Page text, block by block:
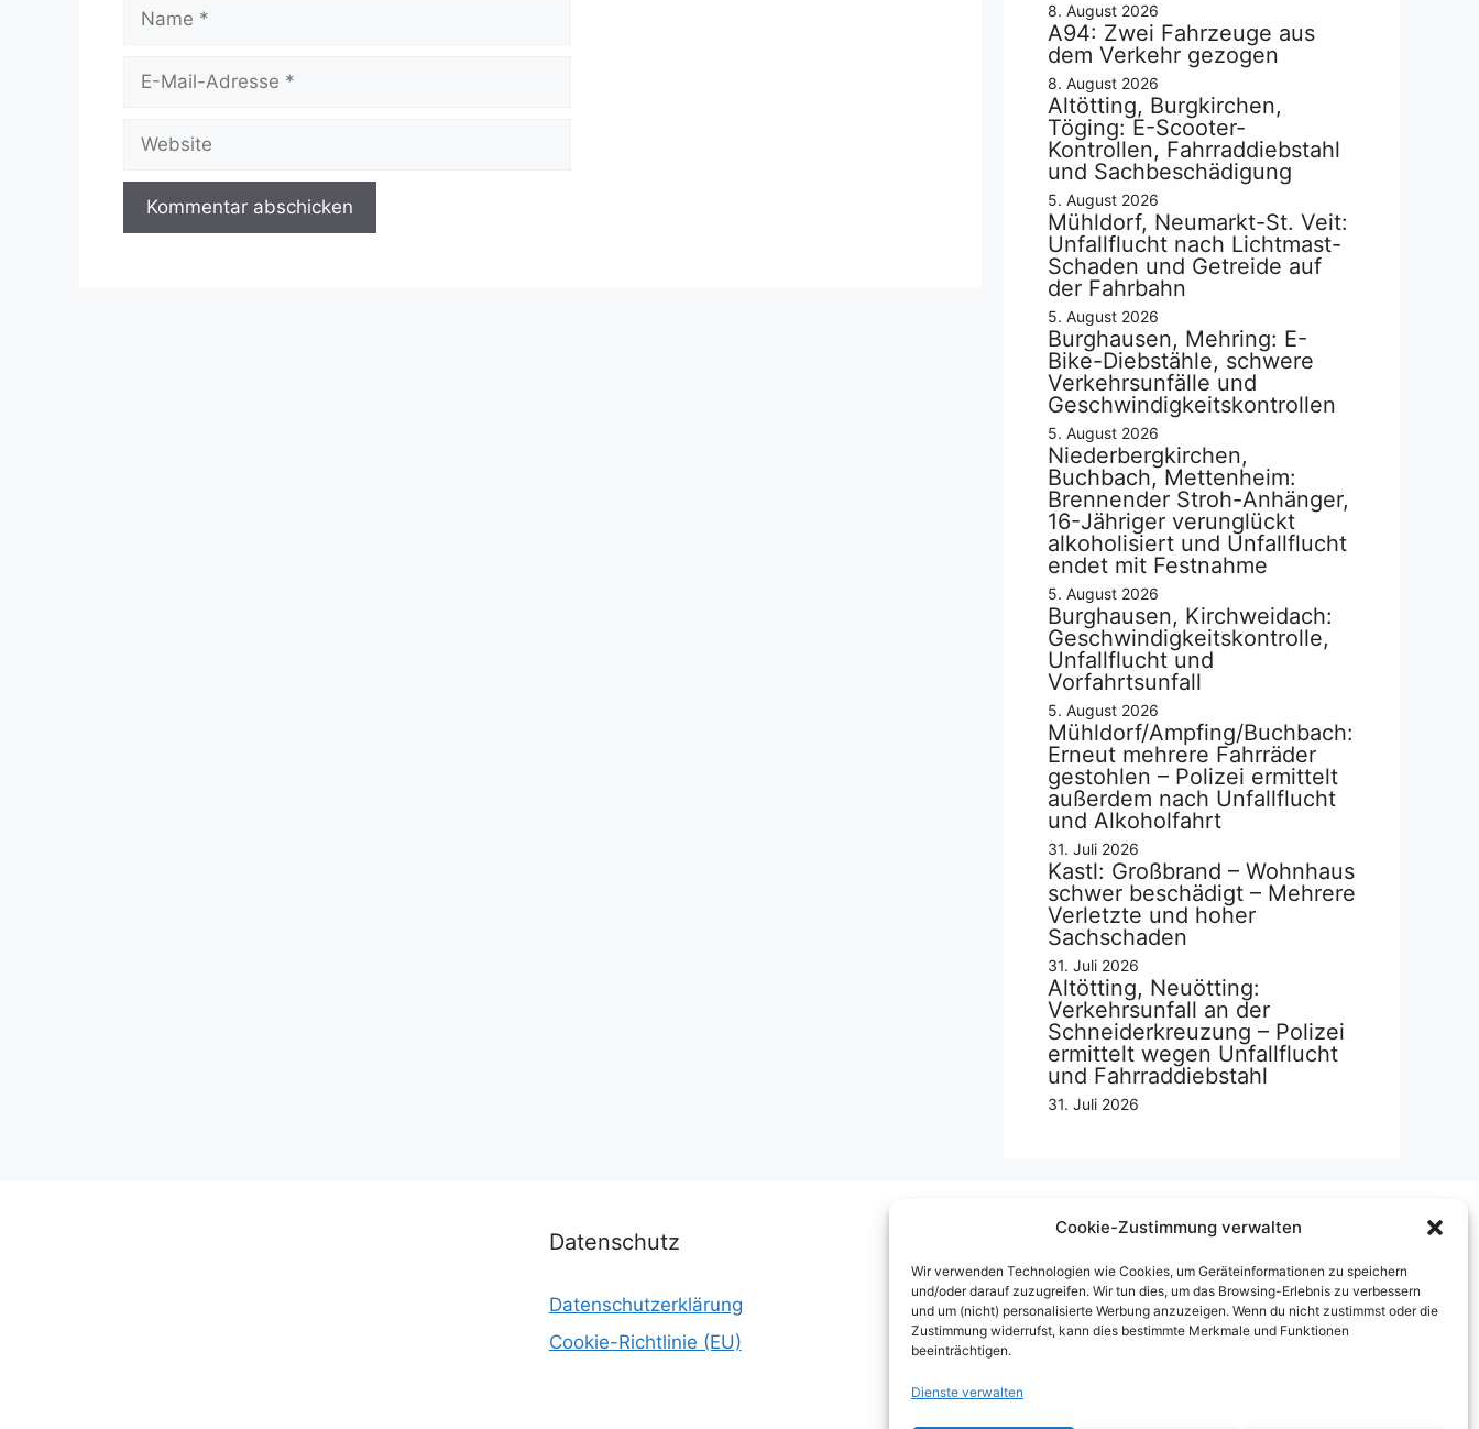
Cookie-Zustimmung verwalten
Wir verwenden Technologien wie Cookies, um Geräteinformationen zu speichern
und/oder darauf zuzugreifen. Wir tun dies, um das Browsing-Erlebnis zu verbessern
und um (nicht) personalisierte Werbung anzuzeigen. Wenn du nicht zustimmst oder die
Zustimmung widerrufst, kann dies bestimmte Merkmale und Funktionen
beeinträchtigen.
Dienste verwalten
Mail-
8. August 2026
A94: Zwei Fahrzeuge aus
dem Verkehr gezogen
8. August 2026
Altötting, Burgkirchen,
Töging: E-Scooter-
Kontrollen, Fahrraddiebstahl
und Sachbeschädigung
5. August 2026
Mühldorf, Neumarkt-St. Veit:
Unfallflucht nach Lichtmast-
Schaden und Getreide auf
der Fahrbahn
5. August 2026
Burghausen, Mehring: E-
Bike-Diebstähle, schwere
Verkehrsunfälle und
Geschwindigkeitskontrollen
5. August 2026
Niederbergkirchen,
Buchbach, Mettenheim:
Brennender Stroh-Anhänger,
16-Jähriger verunglückt
alkoholisiert und Unfallflucht
endet mit Festnahme
5. August 2026
Burghausen, Kirchweidach:
Geschwindigkeitskontrolle,
Unfallflucht und
Vorfahrtsunfall
5. August 2026
Mühldorf/Ampfing/Buchbach:
Erneut mehrere Fahrräder
gestohlen – Polizei ermittelt
außerdem nach Unfallflucht
und Alkoholfahrt
31. Juli 2026
Kastl: Großbrand – Wohnhaus
schwer beschädigt – Mehrere
Verletzte und hoher
Sachschaden
31. Juli 2026
Altötting, Neuötting:
Verkehrsunfall an der
Schneiderkreuzung – Polizei
ermittelt wegen Unfallflucht
und Fahrraddiebstahl
31. Juli 2026
Datenschutz
Datenschutzerklärung
Cookie-Richtlinie (EU)
Über uns
Impressum
Werben auf inn-sider